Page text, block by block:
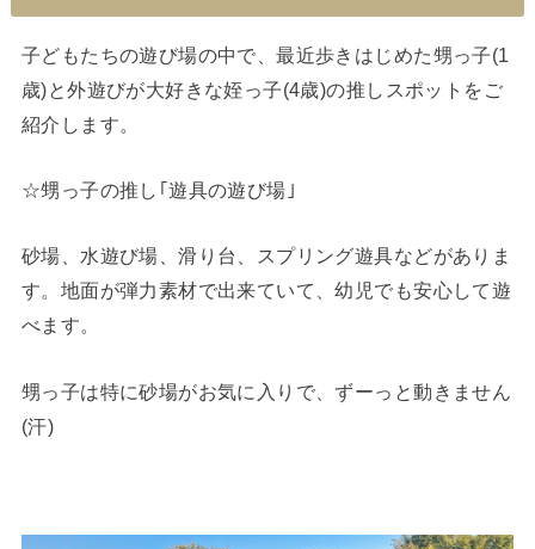
子どもたちの遊び場の中で、最近歩きはじめた甥っ子(1
歳)と外遊びが大好きな姪っ子(4歳)の推しスポットをご
紹介します。
☆甥っ子の推し｢遊具の遊び場｣
砂場、水遊び場、滑り台、スプリング遊具などがありま
す。地面が弾力素材で出来ていて、幼児でも安心して遊
べます。
甥っ子は特に砂場がお気に入りで、ずーっと動きません
(汗)